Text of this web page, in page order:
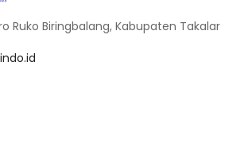
Ruko Biringbalang, Kabupaten Takalar